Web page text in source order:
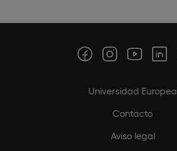
Universidad Europea
Contacto
Aviso legal